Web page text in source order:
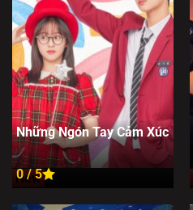
New
Những Ngón Tay Cảm Xúc
0 / 5